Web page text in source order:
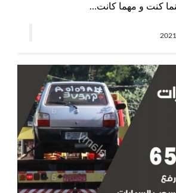
كنت و مهما كانت…